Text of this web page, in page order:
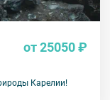
от 25050 ₽
Карелии!